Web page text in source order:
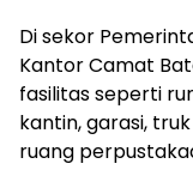
Di sekor
Kantor Camat
fasilitas seperti
kantin, garasi,
ruang